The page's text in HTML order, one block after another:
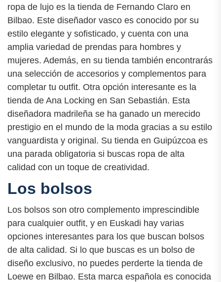
ropa de lujo es la tienda de Fernando Claro en
Bilbao. Este diseñador vasco es conocido por su
estilo elegante y sofisticado, y cuenta con una
amplia variedad de prendas para hombres y
mujeres. Además, en su tienda también encontrarás
una selección de accesorios y complementos para
completar tu outfit. Otra opción interesante es la
tienda de Ana Locking en San Sebastián. Esta
diseñadora madrileña se ha ganado un merecido
prestigio en el mundo de la moda gracias a su estilo
vanguardista y original. Su tienda en Guipúzcoa es
una parada obligatoria si buscas ropa de alta
calidad con un toque de creatividad.
Los bolsos
Los bolsos son otro complemento imprescindible
para cualquier outfit, y en Euskadi hay varias
opciones interesantes para los que buscan bolsos
de alta calidad. Si lo que buscas es un bolso de
diseño exclusivo, no puedes perderte la tienda de
Loewe en Bilbao. Esta marca española es conocida